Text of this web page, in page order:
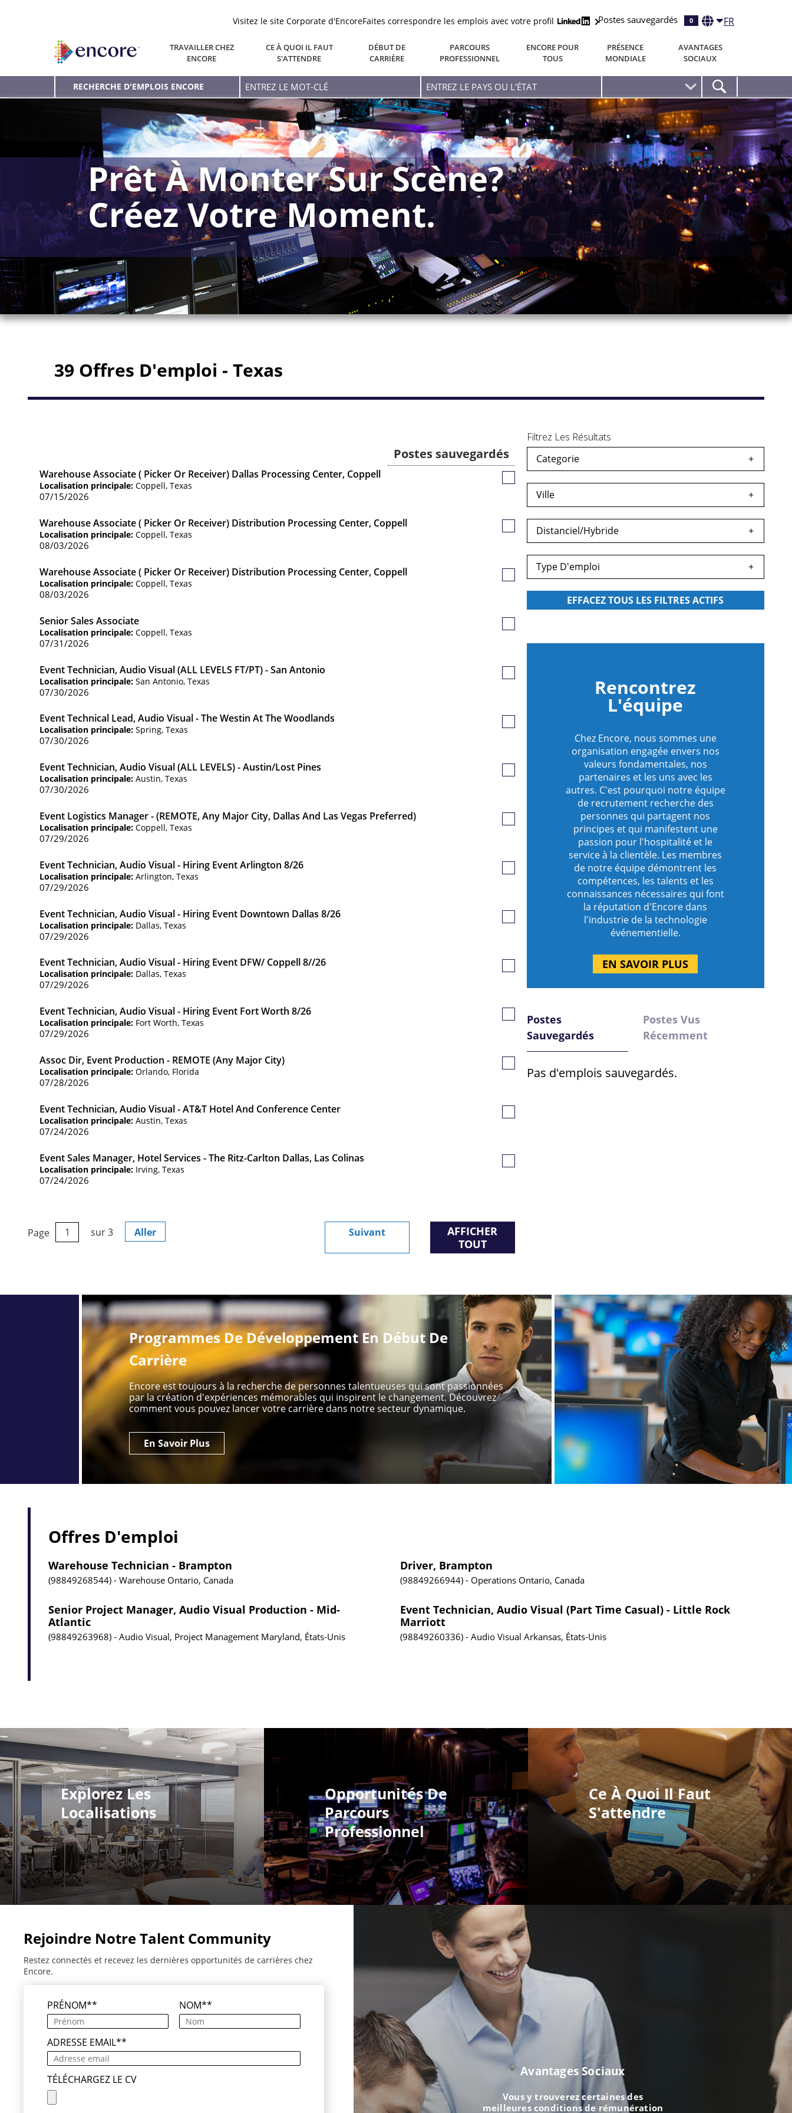
Visitez le site Corporate d'EncoreFaites correspondre les emplois avec votre profil Postes sauvegardés 0 FR
TRAVAILLER CHEZ
ENCORE
CE À QUOI IL FAUT
S'ATTENDRE
DÉBUT DE
CARRIÈRE
PARCOURS
PROFESSIONNEL
ENCORE POUR
TOUS
PRÉSENCE
MONDIALE
AVANTAGES
SOCIAUX
RECHERCHE D'EMPLOIS ENCORE
Entrez
le
mot-
clé
Entrez
Le
Pays
Ou
L'état
Prêt À Monter Sur Scène?
Créez Votre Moment.
39 Offres D'emploi - Texas
Postes sauvegardés
Warehouse Associate ( Picker Or Receiver) Dallas Processing Center, Coppell
Localisation principale: Coppell, Texas
07/15/2026
Postes
sauvegardés
Warehouse Associate ( Picker Or Receiver) Distribution Processing Center, Coppell
Localisation principale: Coppell, Texas
08/03/2026
Postes
sauvegardés
Warehouse Associate ( Picker Or Receiver) Distribution Processing Center, Coppell
Localisation principale: Coppell, Texas
08/03/2026
Postes
sauvegardés
Senior Sales Associate
Localisation principale: Coppell, Texas
07/31/2026
Postes
sauvegardés
Event Technician, Audio Visual (ALL LEVELS FT/PT) - San Antonio
Localisation principale: San Antonio, Texas
07/30/2026
Postes
Event Technical Lead, Audio Visual - The Westin At The Woodlands
Localisation principale: Spring, Texas
07/30/2026
Postes
Event Technician, Audio Visual (ALL LEVELS) - Austin/Lost Pines
Localisation principale: Austin, Texas
07/30/2026
Postes
Event Logistics Manager - (REMOTE, Any Major City, Dallas And Las Vegas Preferred)
Localisation principale: Coppell, Texas
07/29/2026
Postes
Event Technician, Audio Visual - Hiring Event Arlington 8/26
Localisation principale: Arlington, Texas
07/29/2026
Postes
Event Technician, Audio Visual - Hiring Event Downtown Dallas 8/26
Localisation principale: Dallas, Texas
07/29/2026
Postes
Event Technician, Audio Visual - Hiring Event DFW/ Coppell 8//26
Localisation principale: Dallas, Texas
07/29/2026
Postes
Event Technician, Audio Visual - Hiring Event Fort Worth 8/26
Localisation principale: Fort Worth, Texas
07/29/2026
Postes
sauvegardés
Assoc Dir, Event Production - REMOTE (any Major City)
Localisation principale: Orlando, Florida
07/28/2026
Postes
sauvegardés
Event Technician, Audio Visual - AT&T Hotel And Conference Center
Localisation principale: Austin, Texas
07/24/2026
Postes
Event Sales Manager, Hotel Services - The Ritz-Carlton Dallas, Las Colinas
Localisation principale: Irving, Texas
07/24/2026
Postes
Page sur 3 Aller Suivant
AFFICHER
TOUT
Filtrez Les Résultats
Categorie
Ville
Distanciel/Hybride
Type D'emploi
Rencontrez
L'équipe
Chez Encore, nous sommes une
organisation engagée envers nos
valeurs fondamentales, nos
partenaires et les uns avec les
autres. C'est pourquoi notre équipe
de recrutement recherche des
personnes qui partagent nos
principes et qui manifestent une
passion pour l'hospitalité et le
service à la clientèle. Les membres
de notre équipe démontrent les
compétences, les talents et les
connaissances nécessaires qui font
la réputation d'Encore dans
l'industrie de la technologie
événementielle.
EN SAVOIR PLUS
Postes
Sauvegardés
Postes Vus
Récemment
Pas d'emplois sauvegardés.
Programmes De Développement En Début De
Carrière
Encore est toujours à la recherche de personnes talentueuses qui sont passionnées
par la création d'expériences mémorables qui inspirent le changement. Découvrez
comment vous pouvez lancer votre carrière dans notre secteur dynamique.
En Savoir Plus
Offres D'emploi
Warehouse Technician - Brampton
98849268544 Warehouse Ontario, Canada
Driver, Brampton
98849266944 Operations Ontario, Canada
Senior Project Manager, Audio Visual Production - Mid-
Atlantic
98849263968 Audio Visual, Project Management Maryland, États-Unis
Event Technician, Audio Visual (Part Time Casual) - Little Rock
Marriott
98849260336 Audio Visual Arkansas, États-Unis
Explorez Les
Localisations
Opportunités De
Parcours
Professionnel
Ce À Quoi Il Faut
S'attendre
Rejoindre Notre Talent Community
Restez connectés et recevez les dernières opportunités de carrières chez
Encore.
PRÉNOM* NOM*
ADRESSE EMAIL*
TÉLÉCHARGEZ LE CV
Avantages Sociaux
Vous y trouverez certaines des
meilleures conditions de rémunération